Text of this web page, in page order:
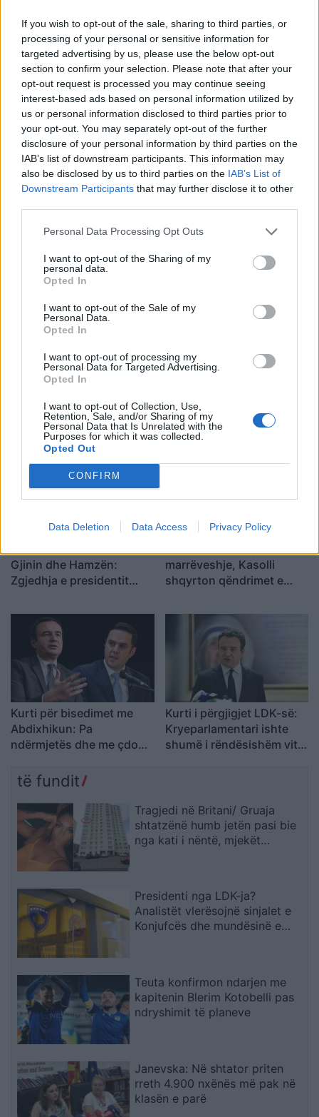
If you wish to opt-out of the sale, sharing to third parties, or
processing of your personal or sensitive information for
targeted advertising by us, please use the below opt-out
section to confirm your selection. Please note that after your
opt-out request is processed you may continue seeing
interest-based ads based on personal information utilized by
us or personal information disclosed to third parties prior to
your opt-out. You may separately opt-out of the further
disclosure of your personal information by third parties on the
IAB’s list of downstream participants. This information may
also be disclosed by us to third parties on the IAB’s List of
Downstream Participants that may further disclose it to other
Personal Data Processing Opt Outs
I want to opt-out of the Sharing of my
personal data.
Opted In
I want to opt-out of the Sale of my
Personal Data.
Opted In
I want to opt-out of processing my
Personal Data for Targeted Advertising.
Opted In
I want to opt-out of Collection, Use,
Retention, Sale, and/or Sharing of my
Personal Data that Is Unrelated with the
Purposes for which it was collected.
Opted Out
CONFIRM
Data Deletion Data Access Privacy Policy
Analistët vlerësojnë
sinjalet e Konjufcës dhe
mundësinë e
marrëveshjes me LVV-në
prova pas ndalimit të një
të dyshuari për krime lufte
në Kosovë
Pas ndërprerjes së
seancës në Kuvend,
Aleanca njofton
konferencë të
jashtëzakonshme
negociatave: A mund të
arrijnë marrëveshje LDK-ja
dhe LVV-ja?
Gjinin dhe Hamzën:
Zgjedhja e presidentit
opozitës
marrëveshje, Kasolli
shqyrton qëndrimet e
mocionit: Ia lehtësoi
pozicionin LVV-së
Kurti për bisedimet me
Abdixhikun: Pa
ndërmjetës dhe me çdo
zgjedhjet e reja
Kurti i përgjigjet LDK-së:
Kryeparlamentari ishte
shumë i rëndësishëm vitin
të fundit
Tragjedi në Britani/ Gruaja
shtatzënë humb jetën pasi bie
nga kati i nëntë, mjekët
Presidenti nga LDK-ja?
Analistët vlerësojnë sinjalet e
Konjufcës dhe mundësinë e
Teuta konfirmon ndarjen me
kapitenin Blerim Kotobelli pas
ndryshimit të planeve
Janevska: Në shtator priten
rreth 4.900 nxënës më pak në
klasën e parë